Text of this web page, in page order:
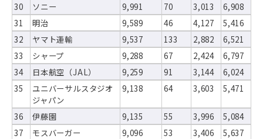
30
ソニー 9,991 70 3,013
6,908
31
明治 9,589 46 4,127
5,416
32
ヤマト運輸 9,537 133 2,882
6,521
33
シャープ 9,288 67 2,424
6,797
34
日本航空（JAL） 9,259 91 3,144
6,024
35
ユニバーサルスタジオ
ジャパン
9,138 64 3,603 5,471
36 伊藤園 9,135 55 3,996
5,084
37
モスバーガー 9,096 53 3,406
5,637